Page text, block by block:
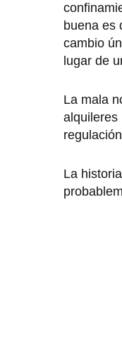
buena es
cambio
lugar de
La mala
alquileres
La